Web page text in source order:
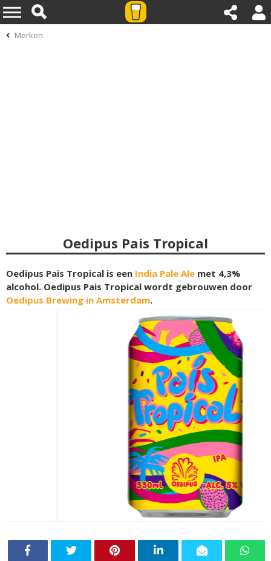
Merken
Oedipus Pais Tropical
Oedipus Pais Tropical is een India Pale Ale met 4,3%
alcohol. Oedipus Pais Tropical wordt gebrouwen door
Oedipus Brewing in Amsterdam.